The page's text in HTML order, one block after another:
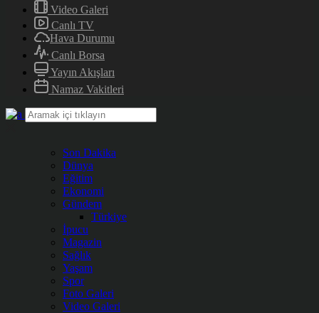
Video Galeri
Canlı TV
Hava Durumu
Canlı Borsa
Yayın Akışları
Namaz Vakitleri
Son Dakika
Dünya
Eğitim
Ekonomi
Gündem
Türkiye
İpucu
Magazin
Sağlık
Yaşam
Spor
Foto Galeri
Video Galeri